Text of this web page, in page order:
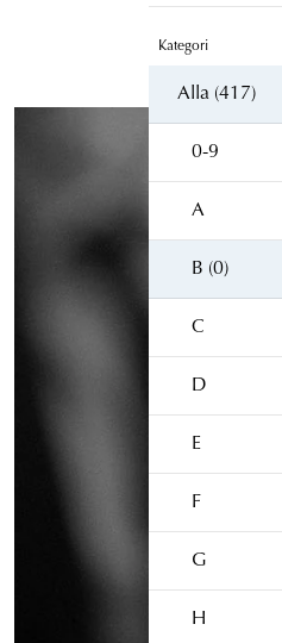
Kategori
Alla (417)
0-9
A
B (0)
C
D
E
F
G
H
Box 5553
114 85